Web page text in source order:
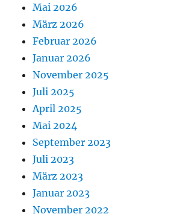
Mai 2026
März 2026
Februar 2026
Januar 2026
November 2025
Juli 2025
April 2025
Mai 2024
September 2023
Juli 2023
März 2023
Januar 2023
November 2022